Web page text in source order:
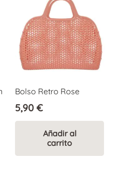
tiene
Bolso Retro Rose
5,90 €
Añadir al
carrito